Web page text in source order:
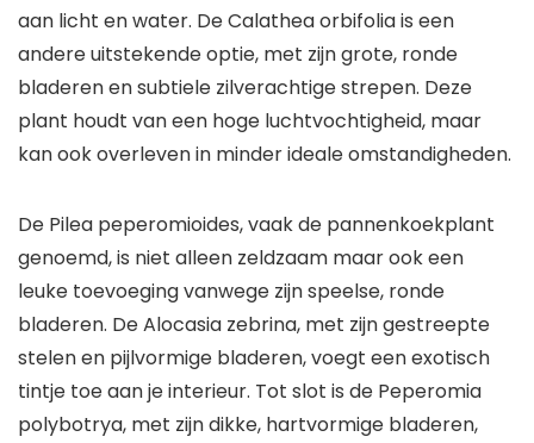
aan licht en water. De Calathea orbifolia is een
andere uitstekende optie, met zijn grote, ronde
bladeren en subtiele zilverachtige strepen. Deze
plant houdt van een hoge luchtvochtigheid, maar
kan ook overleven in minder ideale omstandigheden.
De Pilea peperomioides, vaak de pannenkoekplant
genoemd, is niet alleen zeldzaam maar ook een
leuke toevoeging vanwege zijn speelse, ronde
bladeren. De Alocasia zebrina, met zijn gestreepte
stelen en pijlvormige bladeren, voegt een exotisch
tintje toe aan je interieur. Tot slot is de Peperomia
polybotrya, met zijn dikke, hartvormige bladeren,